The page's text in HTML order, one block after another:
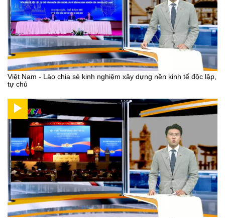
Việt Nam - Lào chia sẻ kinh nghiệm xây dựng nền kinh tế độc lập,
tự chủ